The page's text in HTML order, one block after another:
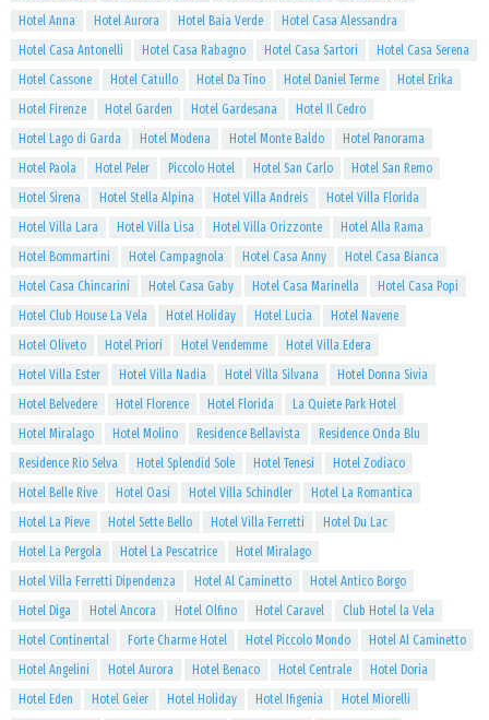
Hotel Anna
Hotel Aurora Hotel Baia Verde
Hotel Casa Alessandra
Hotel Casa Antonelli
Hotel Casa Rabagno Hotel Casa Sartori
Hotel Casa Serena
Hotel Cassone
Hotel Catullo Hotel Da Tino Hotel Daniel Terme
Hotel Erika
Hotel Firenze
Hotel Garden Hotel Gardesana
Hotel Il Cedro
Hotel Lago di Garda
Hotel Modena Hotel Monte Baldo
Hotel Panorama
Hotel Paola
Hotel Peler Piccolo Hotel Hotel San Carlo
Hotel San Remo
Hotel Sirena
Hotel Stella Alpina Hotel Villa Andreis
Hotel Villa Florida
Hotel Villa Lara
Hotel Villa Lisa Hotel Villa Orizzonte
Hotel Alla Rama
Hotel Bommartini
Hotel Campagnola Hotel Casa Anny
Hotel Casa Bianca
Hotel Casa Chincarini
Hotel Casa Gaby Hotel Casa Marinella
Hotel Casa Popi
Hotel Club House La Vela
Hotel Holiday Hotel Lucia
Hotel Navene
Hotel Oliveto
Hotel Priori Hotel Vendemme
Hotel Villa Edera
Hotel Villa Ester
Hotel Villa Nadia Hotel Villa Silvana
Hotel Donna Sivia
Hotel Belvedere
Hotel Florence Hotel Florida
La Quiete Park Hotel
Hotel Miralago
Hotel Molino Residence Bellavista
Residence Onda Blu
Residence Rio Selva
Hotel Splendid Sole Hotel Tenesi
Hotel Zodiaco
Hotel Belle Rive
Hotel Oasi Hotel Villa Schindler
Hotel La Romantica
Hotel La Pieve
Hotel Sette Bello Hotel Villa Ferretti
Hotel Du Lac
Hotel La Pergola
Hotel La Pescatrice
Hotel Miralago
Hotel Villa Ferretti Dipendenza
Hotel Al Caminetto
Hotel Antico Borgo
Hotel Diga
Hotel Ancora Hotel Olfino Hotel Caravel
Club Hotel la Vela
Hotel Continental
Forte Charme Hotel Hotel Piccolo Mondo
Hotel Al Caminetto
Hotel Angelini
Hotel Aurora Hotel Benaco Hotel Centrale
Hotel Doria
Hotel Eden
Hotel Geier Hotel Holiday Hotel Ifigenia
Hotel Miorelli